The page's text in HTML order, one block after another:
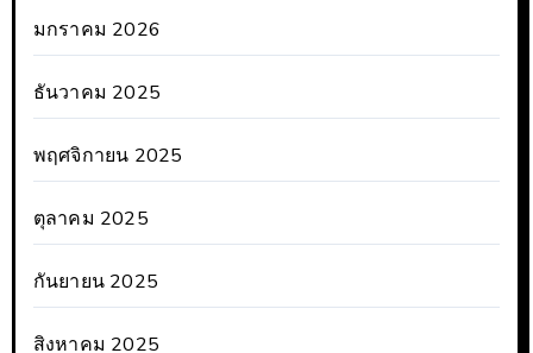
มกราคม 2026
ธันวาคม 2025
พฤศจิกายน 2025
ตุลาคม 2025
กันยายน 2025
สิงหาคม 2025